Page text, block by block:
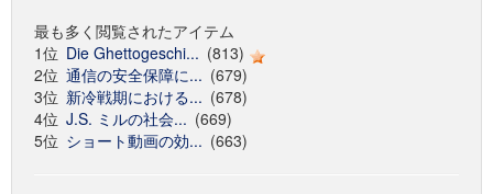
最も多く閲覧されたアイテム
1位 Die Ghettogeschi... (813)
2位 通信の安全保障に... (679)
3位 新冷戦期における... (678)
4位 J.S. ミルの社会... (669)
5位 ショート動画の効... (663)